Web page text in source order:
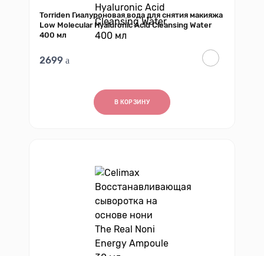
Torriden Гиалуроновая вода для снятия макияжа
Low Molecular Hyaluronic Acid Cleansing Water
400 мл
2699
В КОРЗИНУ